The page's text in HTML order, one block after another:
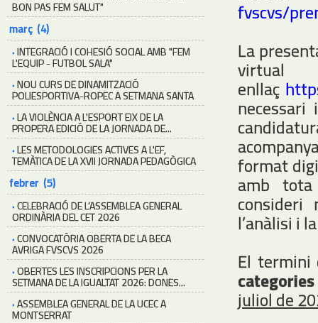
BON PAS FEM SALUT"
març (4)
·INTEGRACIÓ I COHESIÓ SOCIAL AMB "FEM
L'EQUIP - FUTBOL SALA"
·NOU CURS DE DINAMITZACIÓ
POLIESPORTIVA-ROPEC A SETMANA SANTA
·LA VIOLÈNCIA A L'ESPORT EIX DE LA
PROPERA EDICIÓ DE LA JORNADA DE...
·LES METODOLOGIES ACTIVES A L'EF,
TEMÀTICA DE LA XVII JORNADA PEDAGÒGICA
febrer (5)
·CELEBRACIÓ DE L’ASSEMBLEA GENERAL
ORDINÀRIA DEL CET 2026
·CONVOCATÒRIA OBERTA DE LA BECA
AVRIGA FVSCVS 2026
·OBERTES LES INSCRIPCIONS PER LA
SETMANA DE LA IGUALTAT 2026: DONES...
·ASSEMBLEA GENERAL DE LA UCEC A
MONTSERRAT
fvscvs/
La
enllaç
format
amb tota
consideri
l’anàlisi i
El termini
juliol de